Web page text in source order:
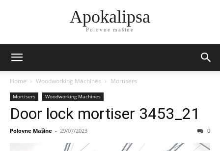
Apokalipsa
Polovne mašine
Home Woodworking Machines Mortisers
Mortisers Woodworking Machines
Door lock mortiser 3453_21
Polovne Mašine - 29/07/2023 0